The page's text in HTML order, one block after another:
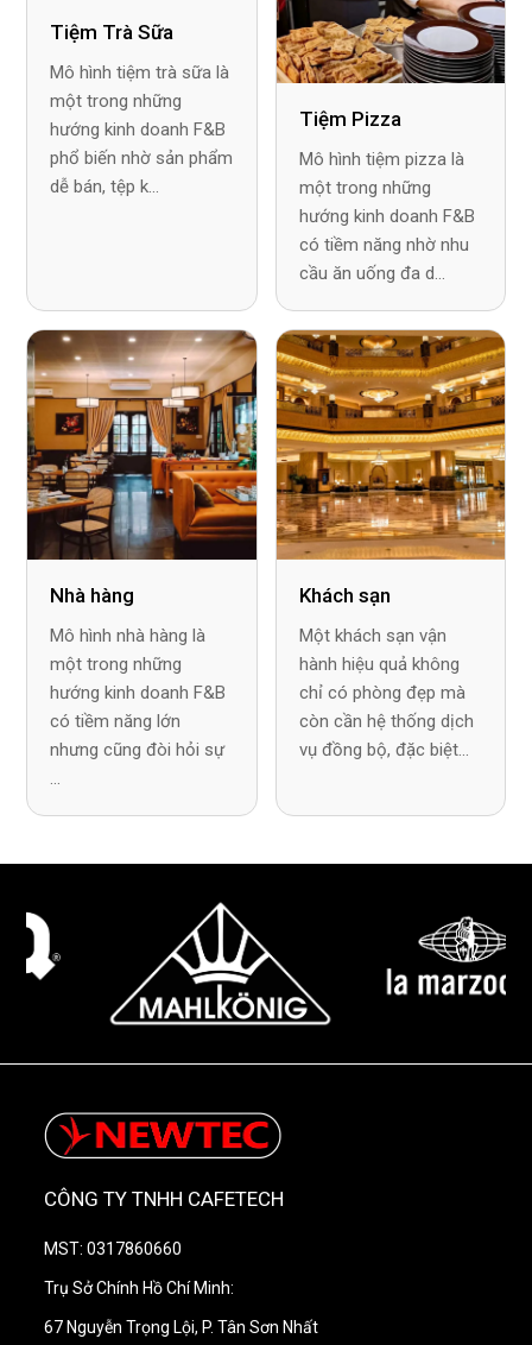
Tiệm Trà Sữa
Mô hình tiệm trà sữa là
một trong những
hướng kinh doanh F&B
phổ biến nhờ sản phẩm
dễ bán, tệp k...
Tiệm Pizza
Mô hình tiệm pizza là
một trong những
hướng kinh doanh F&B
có tiềm năng nhờ nhu
cầu ăn uống đa d...
Nhà hàng
Mô hình nhà hàng là
một trong những
hướng kinh doanh F&B
có tiềm năng lớn
nhưng cũng đòi hỏi sự
Khách sạn
Một khách sạn vận
hành hiệu quả không
chỉ có phòng đẹp mà
còn cần hệ thống dịch
vụ đồng bộ, đặc biệt...
CÔNG TY TNHH CAFETECH
MST: 0317860660
Trụ Sở Chính Hồ Chí Minh:
67 Nguyễn Trọng Lội, P. Tân Sơn Nhất